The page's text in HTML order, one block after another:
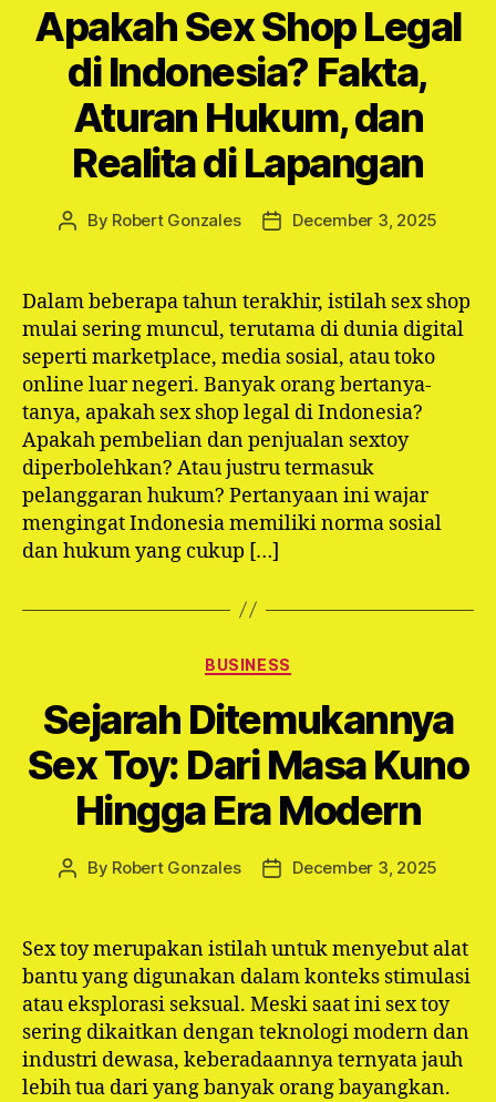
Apakah Sex Shop Legal
di Indonesia? Fakta,
Aturan Hukum, dan
Realita di Lapangan
Post
By Robert Gonzales
PostDecember 3, 2025
Dalam beberapa tahun terakhir, istilah sex shop
mulai sering muncul, terutama di dunia digital
seperti marketplace, media sosial, atau toko
online luar negeri. Banyak orang bertanya-
tanya, apakah sex shop legal di Indonesia?
Apakah pembelian dan penjualan sextoy
diperbolehkan? Atau justru termasuk
pelanggaran hukum? Pertanyaan ini wajar
mengingat Indonesia memiliki norma sosial
dan hukum yang cukup […]
Categories
BUSINESS
Sejarah Ditemukannya
Sex Toy: Dari Masa Kuno
Hingga Era Modern
Post
By Robert Gonzales
PostDecember 3, 2025
Sex toy merupakan istilah untuk menyebut alat
bantu yang digunakan dalam konteks stimulasi
atau eksplorasi seksual. Meski saat ini sex toy
sering dikaitkan dengan teknologi modern dan
industri dewasa, keberadaannya ternyata jauh
lebih tua dari yang banyak orang bayangkan.